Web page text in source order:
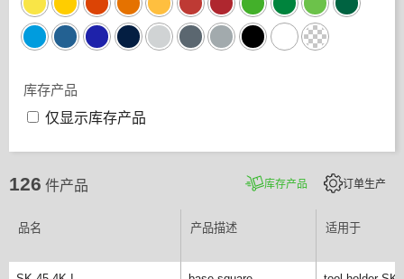
库存产品
仅显示库存产品
126 件产品 库存产品 订单生产
品名 产品描述 适用于